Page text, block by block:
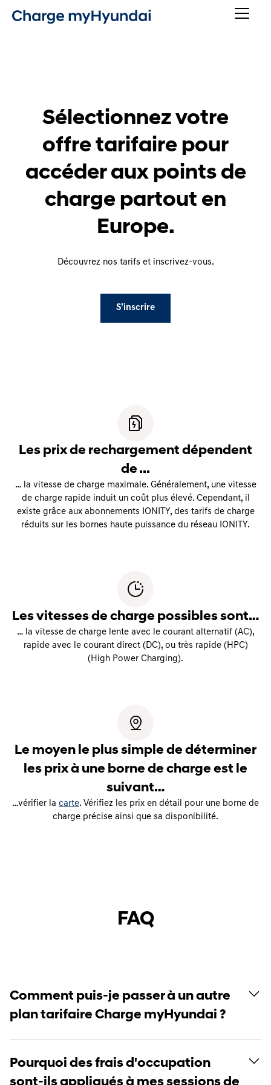
Sélectionnez votre
offre tarifaire pour
accéder aux points de
charge partout en
Europe.
Découvrez nos tarifs et inscrivez-vous.
S’inscrire
Les prix de rechargement dépendent
de ...
… la vitesse de charge maximale. Généralement, une vitesse
de charge rapide induit un coût plus élevé. Cependant, il
existe grâce aux abonnements IONITY, des tarifs de charge
réduits sur les bornes haute puissance du réseau IONITY.
Les vitesses de charge possibles sont…
… la vitesse de charge lente avec le courant alternatif (AC),
rapide avec le courant direct (DC), ou très rapide (HPC)
(High Power Charging).
Le moyen le plus simple de déterminer
les prix à une borne de charge est le
suivant…
…vérifier la carte. Vérifiez les prix en détail pour une borne de
charge précise ainsi que sa disponibilité.
FAQ
Comment puis-je passer à un autre
plan tarifaire Charge myHyundai ?
Pourquoi des frais d'occupation